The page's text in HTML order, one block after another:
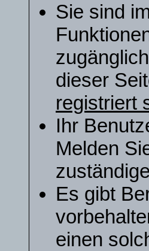
Sie sind
dieser
registriert
Ihr
Melden
Es gibt
einen